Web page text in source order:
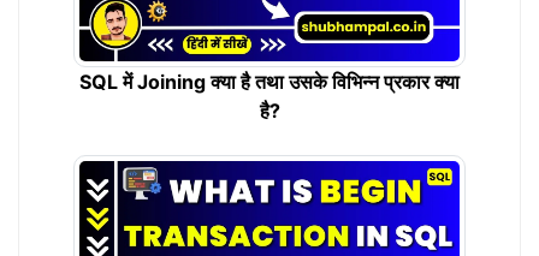
SQL में Joining क्या है तथा उसके विभिन्न प्रकार क्या
है?